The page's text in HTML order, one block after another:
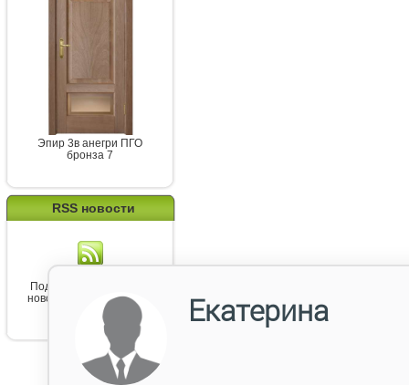
Эпир 3в анегри ПГО
бронза 7
RSS новости
Подпишитесь на канал
новостей от Belorawood